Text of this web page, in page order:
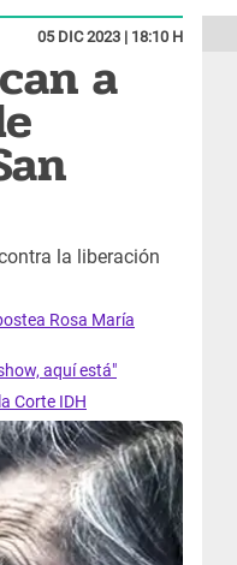
05 DIC 2023 | 18:10 H
a
la liberación
Rosa María
aquí está"
Corte IDH